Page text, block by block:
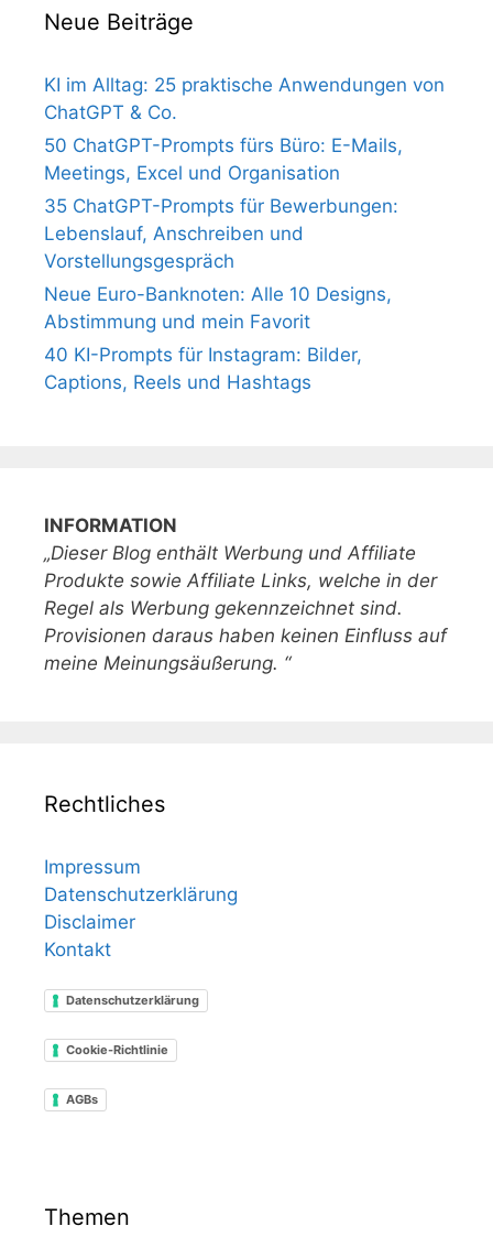
Neue Beiträge
KI im Alltag: 25 praktische Anwendungen von
ChatGPT & Co.
50 ChatGPT-Prompts fürs Büro: E-Mails,
Meetings, Excel und Organisation
35 ChatGPT-Prompts für Bewerbungen:
Lebenslauf, Anschreiben und
Vorstellungsgespräch
Neue Euro-Banknoten: Alle 10 Designs,
Abstimmung und mein Favorit
40 KI-Prompts für Instagram: Bilder,
Captions, Reels und Hashtags
INFORMATION
„Dieser Blog enthält Werbung und Affiliate
Produkte sowie Affiliate Links, welche in der
Regel als Werbung gekennzeichnet sind.
Provisionen daraus haben keinen Einfluss auf
meine Meinungsäußerung. “
Rechtliches
Impressum
Datenschutzerklärung
Disclaimer
Kontakt
Datenschutzerklärung
Cookie-Richtlinie
AGBs
Themen